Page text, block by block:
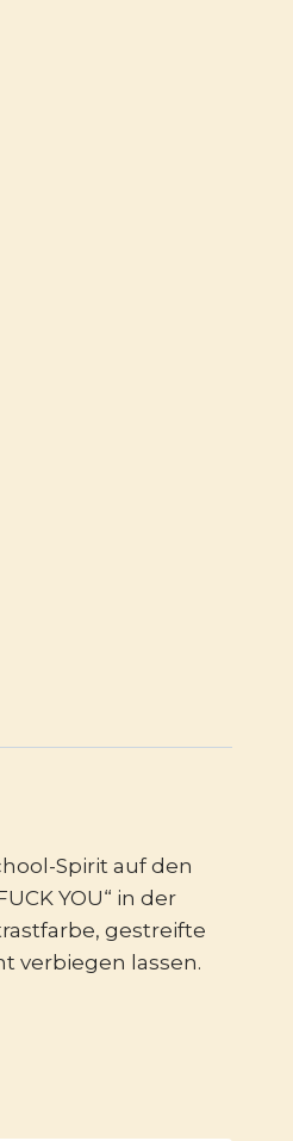
Spirit auf den
YOU“ in der
gestreifte
verbiegen lassen.